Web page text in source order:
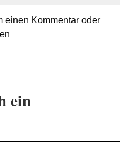
einen Kommentar oder
ein